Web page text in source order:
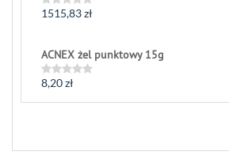
Rated
of
5
1515,83zł
ACNEX żel punktowy 15g
Rated
8,20zł